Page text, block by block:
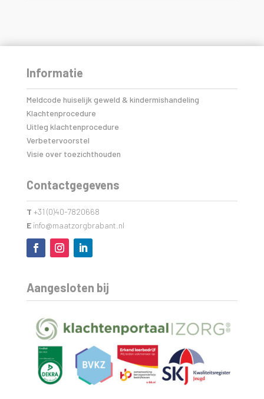
Informatie
Meldcode huiselijk geweld & kindermishandeling
Klachtenprocedure
Uitleg klachtenprocedure
Verbetervoorstel
Visie over toezichthouden
Contactgegevens
T +31 (0)40-7820668
E info@maatzorgbrabant.nl
Aangesloten bij